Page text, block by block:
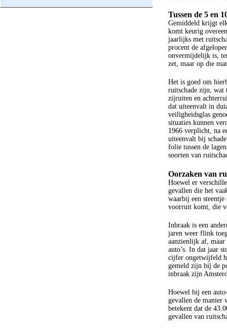
Tussen de 5 en
Gemiddeld krijgt
komt keurig
jaarlijks met
procent de
onvermijdelijk is,
zet, maar op die
Het is goed om
ruitschade zijn, wat
zijruiten en
dat uiteenvalt in
veiligheidsglas
situaties kunnen
1966 verplicht, na
uiteenvalt bij
folie tussen de
soorten van
Oorzaken van
Hoewel er
gevallen die het
waarbij een
voorruit komt, die
Inbraak is een
jaren weer flink
aanzienlijk af, maar
auto’s. In dat jaar
cijfer ongetwijfeld
gemeld zijn bij de
inbraak zijn
Hoewel bij een
gevallen de manier
betekent dat de
gevallen van